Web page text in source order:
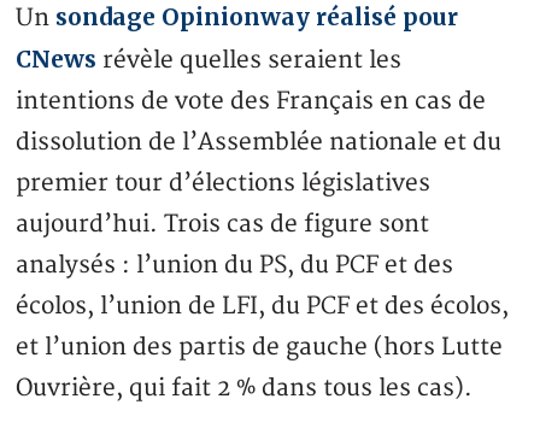
Un sondage Opinionway réalisé pour
CNews révèle quelles seraient les
intentions de vote des Français en cas de
dissolution de l’Assemblée nationale et du
premier tour d’élections législatives
aujourd’hui. Trois cas de figure sont
analysés : l’union du PS, du PCF et des
écolos, l’union de LFI, du PCF et des écolos,
et l’union des partis de gauche (hors Lutte
Ouvrière, qui fait 2 % dans tous les cas).